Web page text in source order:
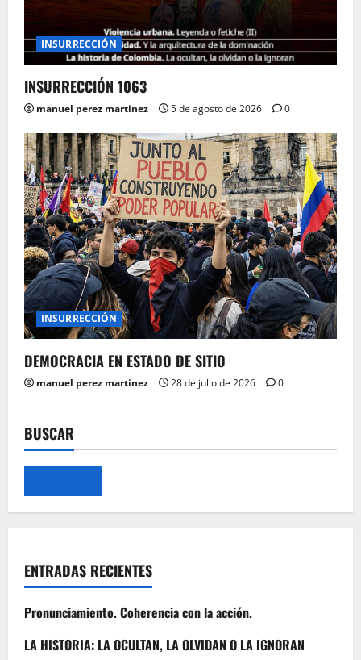
INSURRECCIÓN
INSURRECCIÓN 1063
manuel perez martinez 5 de agosto de 2026 0
INSURRECCIÓN
DEMOCRACIA EN ESTADO DE SITIO
manuel perez martinez 28 de julio de 2026 0
BUSCAR
ENTRADAS RECIENTES
Pronunciamiento. Coherencia con la acción.
LA HISTORIA: LA OCULTAN, LA OLVIDAN O LA IGNORAN